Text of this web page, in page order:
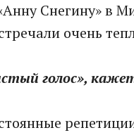
Снегину» в
очень
голос»,